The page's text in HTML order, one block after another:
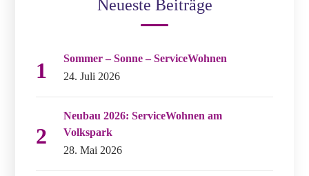
Neueste Beiträge
Sommer – Sonne – ServiceWohnen
24. Juli 2026
Neubau 2026: ServiceWohnen am
Volkspark
28. Mai 2026